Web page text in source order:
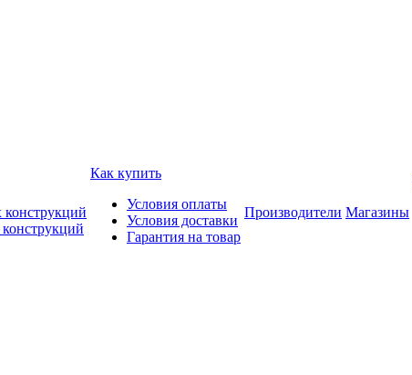
Как купить
Условия оплаты
Условия доставки
Гарантия на товар
Производители Магазины